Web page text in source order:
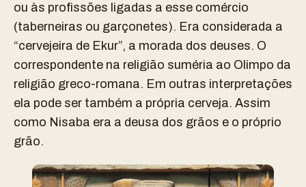
ou às profissões ligadas a esse comércio
(taberneiras ou garçonetes). Era considerada a
“cervejeira de Ekur”, a morada dos deuses. O
correspondente na religião suméria ao Olimpo da
religião greco-romana. Em outras interpretações
ela pode ser também a própria cerveja. Assim
como Nisaba era a deusa dos grãos e o próprio
grão.